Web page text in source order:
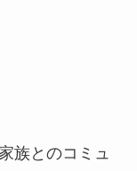
族とのコミュ